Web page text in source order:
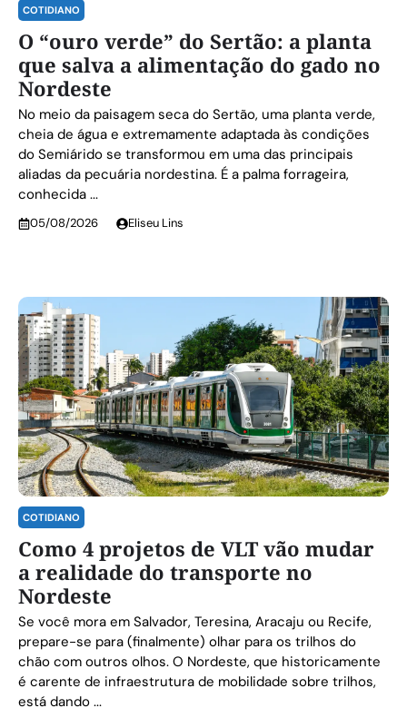
COTIDIANO
O “ouro verde” do Sertão: a planta
que salva a alimentação do gado no
Nordeste
No meio da paisagem seca do Sertão, uma planta verde,
cheia de água e extremamente adaptada às condições
do Semiárido se transformou em uma das principais
aliadas da pecuária nordestina. É a palma forrageira,
conhecida ...
05/08/2026 Eliseu Lins
COTIDIANO
Como 4 projetos de VLT vão mudar
a realidade do transporte no
Nordeste
Se você mora em Salvador, Teresina, Aracaju ou Recife,
prepare-se para (finalmente) olhar para os trilhos do
chão com outros olhos. O Nordeste, que historicamente
é carente de infraestrutura de mobilidade sobre trilhos,
está dando ...